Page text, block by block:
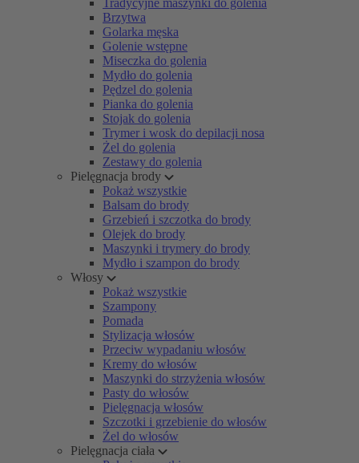
Tradycyjne maszynki do golenia
Brzytwa
Golarka męska
Golenie wstępne
Miseczka do golenia
Mydło do golenia
Pędzel do golenia
Pianka do golenia
Stojak do golenia
Trymer i wosk do depilacji nosa
Żel do golenia
Zestawy do golenia
Pielęgnacja brody
Pokaż wszystkie
Balsam do brody
Grzebień i szczotka do brody
Olejek do brody
Maszynki i trymery do brody
Mydło i szampon do brody
Włosy
Pokaż wszystkie
Szampony
Pomada
Stylizacja włosów
Przeciw wypadaniu włosów
Kremy do włosów
Maszynki do strzyżenia włosów
Pasty do włosów
Pielęgnacja włosów
Szczotki i grzebienie do włosów
Żel do włosów
Pielęgnacja ciała